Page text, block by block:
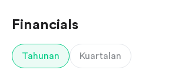
Financials
Tahunan Kuartalan